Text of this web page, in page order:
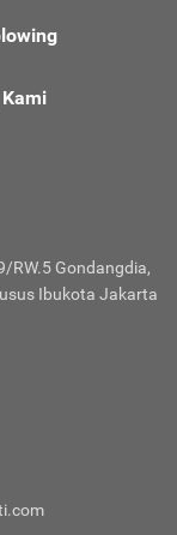
RW.5 Gondangdia,
Ibukota Jakarta